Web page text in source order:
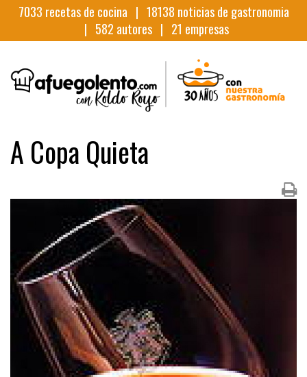
7033 recetas de cocina | 18138 noticias de gastronomia
| 582 autores | 21 empresas
A Copa Quieta